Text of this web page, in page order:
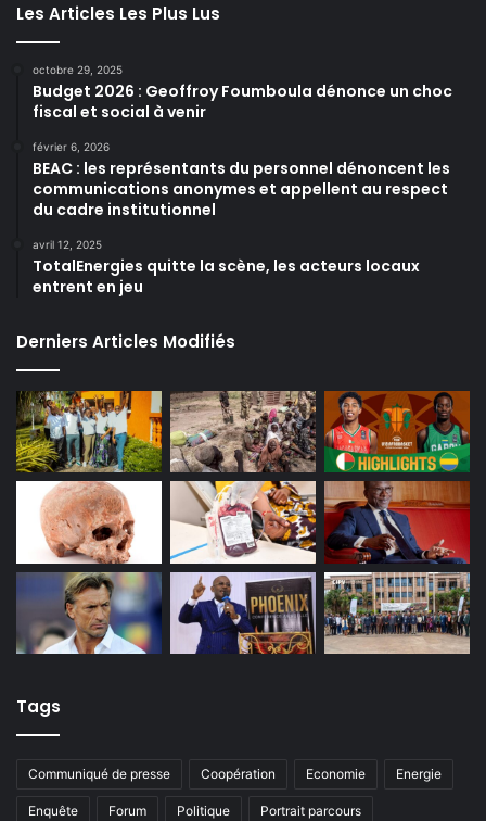
Les Articles Les Plus Lus
octobre 29, 2025
Budget 2026 : Geoffroy Foumboula dénonce un choc
fiscal et social à venir
février 6, 2026
BEAC : les représentants du personnel dénoncent les
communications anonymes et appellent au respect
du cadre institutionnel
avril 12, 2025
TotalEnergies quitte la scène, les acteurs locaux
entrent en jeu
Derniers Articles Modifiés
Tags
Communiqué de presse Coopération Economie Energie
Enquête Forum Politique Portrait parcours